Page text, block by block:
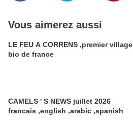
Vous aimerez aussi
LE FEU A CORRENS ,premier village
bio de france
CAMELS ' S NEWS juillet 2026
francais ,english ,arabic ,spanish